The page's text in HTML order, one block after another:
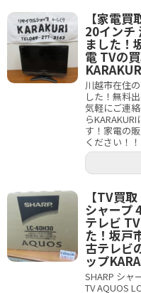
【家電
20インチ
ました！
電 TVの
川越市在住
した！無料
気軽にご連
ら
す！家電の
ください！！
【TV買
シャープ
テレビ
た！坂戸
古テレビ
ップ
SHARP シャ
TV AQUOS